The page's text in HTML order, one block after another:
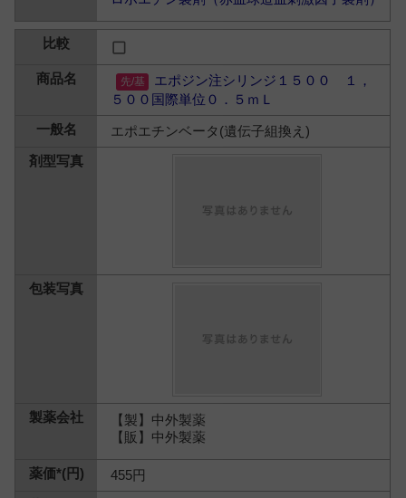
エポジン注シリンジ１５００ １，
５００国際単位０．５ｍＬ
エポエチンベータ(遺伝子組換え)
【製】中外製薬
【販】中外製薬
455円